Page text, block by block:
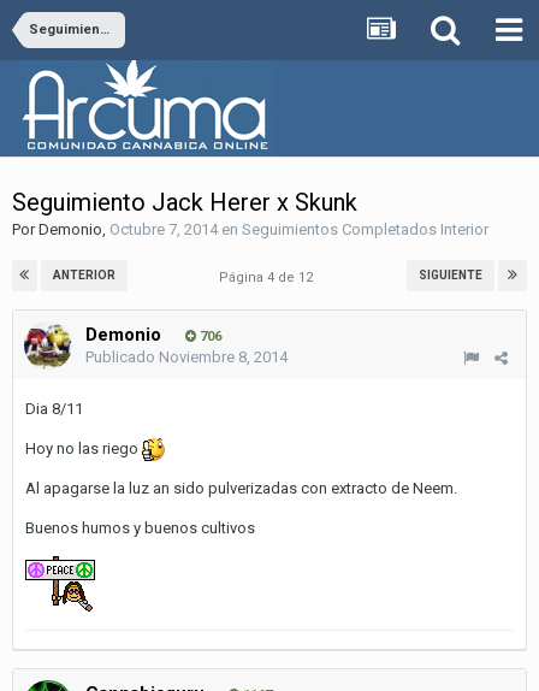
Seguimientos Completados Interior
Seguimiento Jack Herer x Skunk
PorDemonio, Octubre 7, 2014en Seguimientos Completados Interior
ANTERIOR SIGUIENTE
Página 4 de 12
Demonio 706
Publicado Noviembre 8, 2014
Dia 8/11
Hoy no las riego
Al apagarse la luz an sido pulverizadas con extracto de Neem.
Buenos humos y buenos cultivos